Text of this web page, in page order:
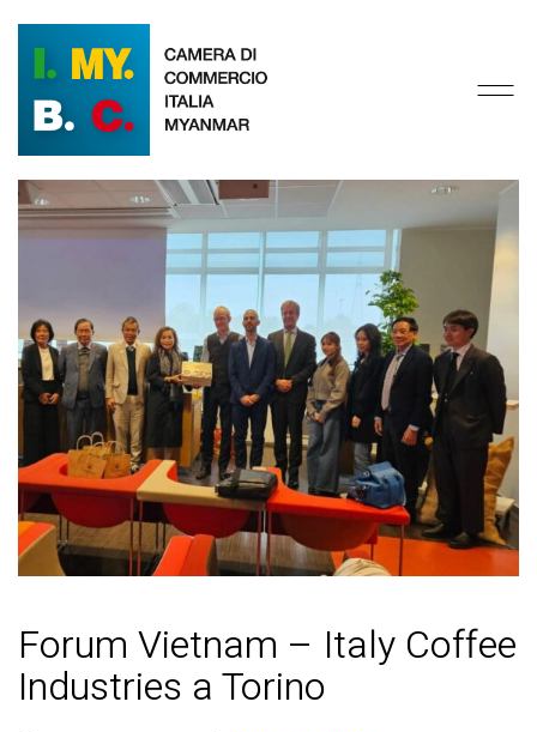
Forum Vietnam – Italy Coffee
Industries a Torino